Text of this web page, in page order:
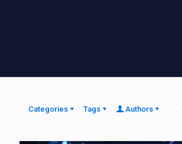
Categories Tags Authors